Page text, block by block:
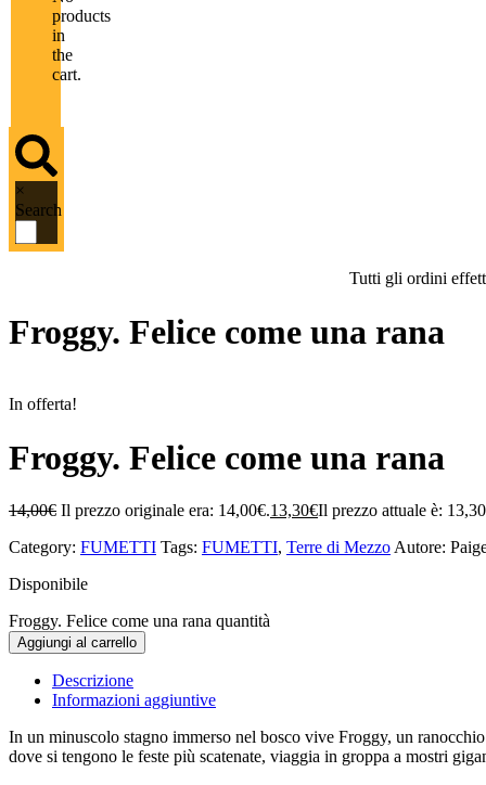
products
in
the
cart.
×
Search
Tutti gli ordini
Froggy. Felice come una rana
In offerta!
Froggy. Felice come una rana
14,00€ Il prezzo originale era: 14,00€.13,30€Il prezzo attuale è:
Category: FUMETTI Tags: FUMETTI, Terre di Mezzo Autore:
Disponibile
Froggy. Felice come una rana quantità
Aggiungi al carrello
Descrizione
Informazioni aggiuntive
In un minuscolo stagno immerso nel bosco vive Froggy, un
dove si tengono le feste più scatenate, viaggia in groppa a mostri